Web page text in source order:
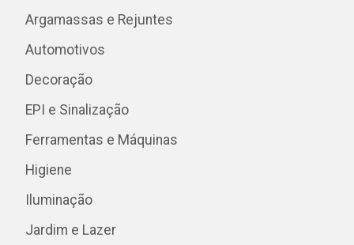
Argamassas e Rejuntes
Automotivos
Decoração
EPI e Sinalização
Ferramentas e Máquinas
Higiene
Iluminação
Jardim e Lazer